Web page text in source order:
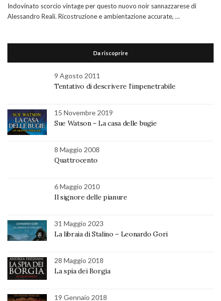
Indovinato scorcio vintage per questo nuovo noir sannazzarese di
Alessandro Reali. Ricostruzione e ambientazione accurate, …
Da riscoprire
9 Agosto 2011
Tentativo di descrivere l’impenetrabile
15 Novembre 2019
Sue Watson – La casa delle bugie
8 Maggio 2008
Quattrocento
6 Maggio 2010
Il signore delle pianure
31 Maggio 2023
La libraia di Stalino – Leonardo Gori
28 Maggio 2018
La spia dei Borgia
19 Gennaio 2018